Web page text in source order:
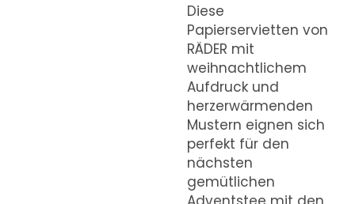
Diese
Papierservietten von
RÄDER mit
weihnachtlichem
Aufdruck und
herzerwärmenden
Mustern eignen sich
perfekt für den
nächsten
gemütlichen